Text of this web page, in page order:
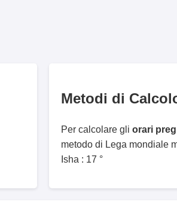
Metodi di
Per calcolare gli orari
metodo di Lega mondiale
Isha : 17 °